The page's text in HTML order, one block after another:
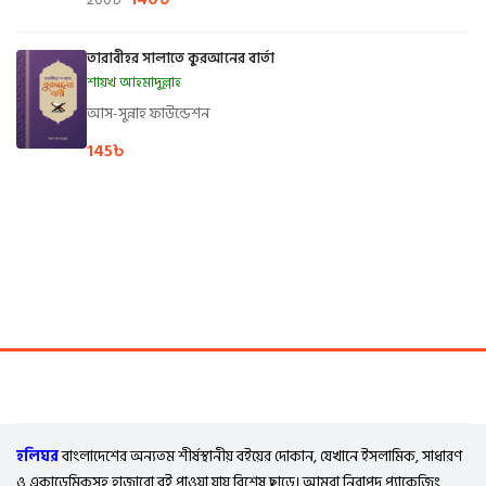
তারাবীহর সালাতে কুরআনের বার্তা
শায়খ আহমাদুল্লাহ
আস-সুন্নাহ ফাউন্ডেশন
145৳
হলিঘরবাংলাদেশের অন্যতম শীর্ষস্থানীয় বইয়ের দোকান, যেখানে ইসলামিক, সাধারণ